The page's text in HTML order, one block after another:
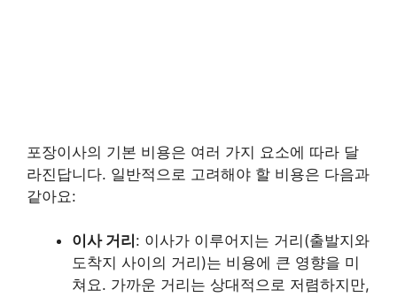
포장이사의 기본 비용은 여러 가지 요소에 따라 달
라진답니다. 일반적으로 고려해야 할 비용은 다음과
같아요:
이사 거리 : 이사가 이루어지는 거리(출발지와
도착지 사이의 거리)는 비용에 큰 영향을 미
쳐요. 가까운 거리는 상대적으로 저렴하지만,